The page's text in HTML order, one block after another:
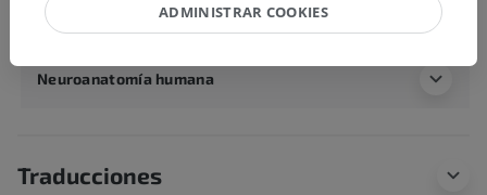
Anatomía humana 1
Neuroanatomía humana
Traducciones
ADMINISTRAR COOKIES